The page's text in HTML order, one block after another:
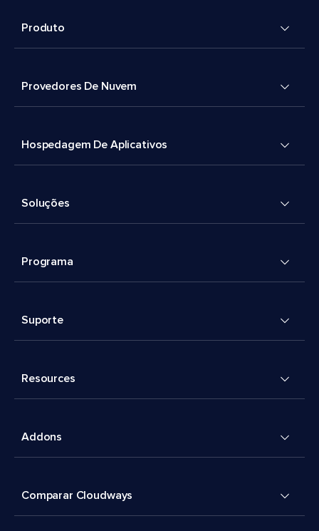
Produto
Provedores De Nuvem
Hospedagem De Aplicativos
Soluções
Programa
Suporte
Resources
Addons
Comparar Cloudways